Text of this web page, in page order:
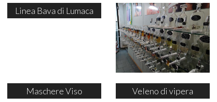
Linea Bava di Lumaca
Maschere Viso Veleno di vipera